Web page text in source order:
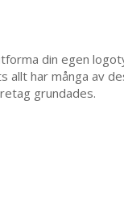
din egen
allt har många av
grundades.